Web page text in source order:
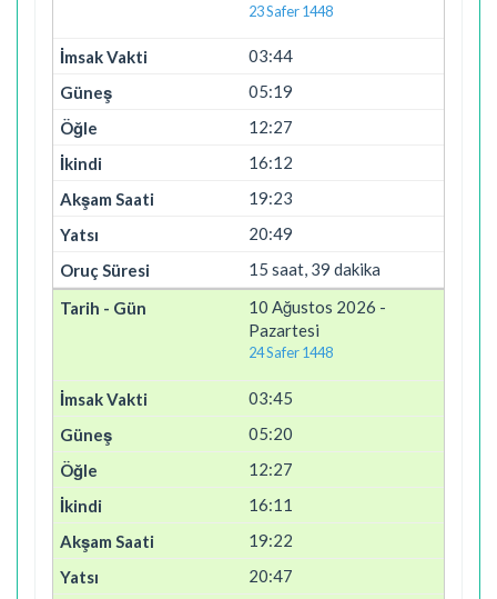
23 Safer 1448
03:44
05:19
12:27
16:12
19:23
20:49
15 saat, 39 dakika
10 Ağustos 2026 -
Pazartesi
24 Safer 1448
03:45
05:20
12:27
16:11
19:22
20:47